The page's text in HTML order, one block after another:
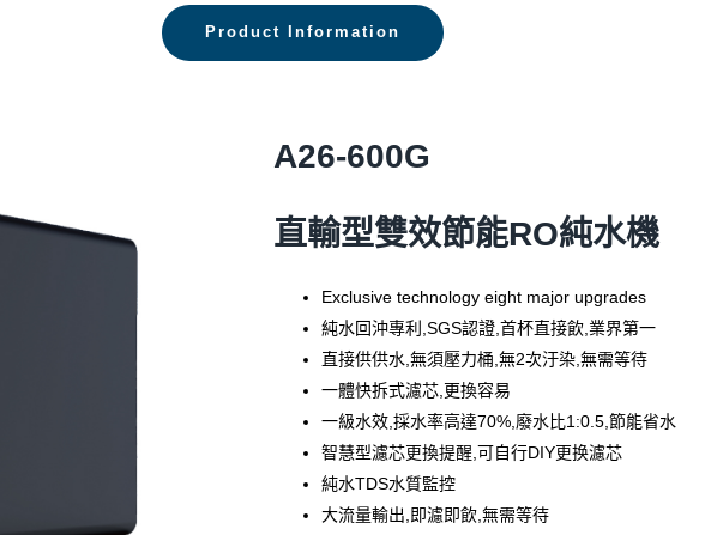
Product Information
A26-600G
直輸型雙效節能RO純水機
Exclusive technology eight major upgrades
純水回沖專利,SGS認證,首杯直接飲,業界第一
直接供供水,無須壓力桶,無2次汙染,無需等待
一體快拆式濾芯,更換容易
一級水效,採水率高達70%,廢水比1:0.5,節能省水
智慧型濾芯更換提醒,可自行DIY更换濾芯
純水TDS水質監控
大流量輸出,即濾即飲,無需等待